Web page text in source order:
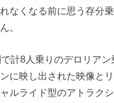
なくなる前に思う存分
。
計8人乗りのデロリア
に映し出された映像と
ルライド型のアトラク